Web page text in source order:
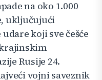
na oko 1.000
uključujući
koji sve češće
Rusije 24.
vojni saveznik